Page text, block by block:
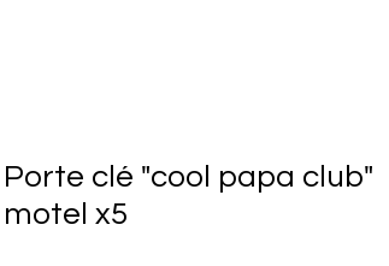
Porte clé "cool papa club"
motel x5